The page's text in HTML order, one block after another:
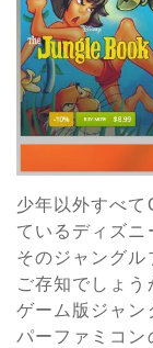
少年以外すべ
ているディズニ
そのジャング
ご存知でしょう
ゲーム版ジャ
パーファミコン